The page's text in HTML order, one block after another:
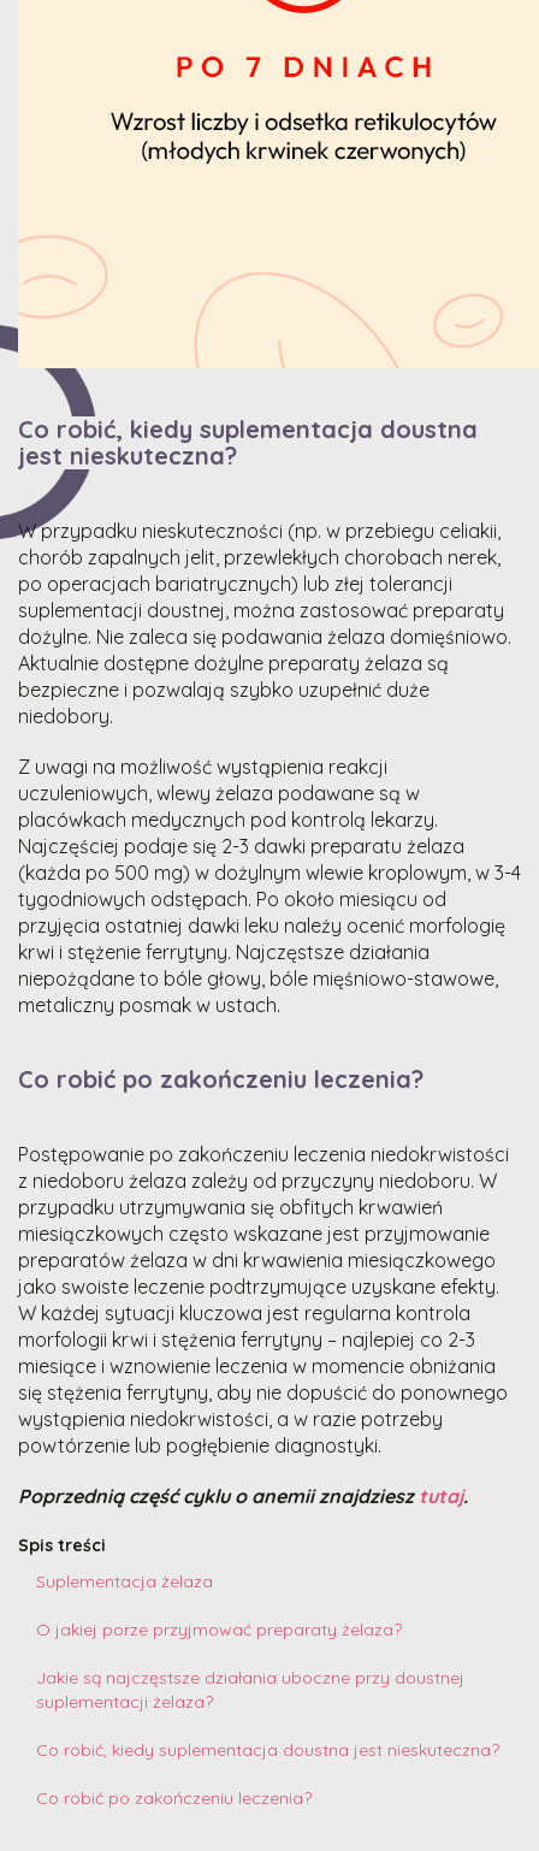
Co robić, kiedy suplementacja doustna
jest nieskuteczna?
W przypadku nieskuteczności (np. w przebiegu celiakii,
chorób zapalnych jelit, przewlekłych chorobach nerek,
po operacjach bariatrycznych) lub złej tolerancji
suplementacji doustnej, można zastosować preparaty
dożylne. Nie zaleca się podawania żelaza domięśniowo.
Aktualnie dostępne dożylne preparaty żelaza są
bezpieczne i pozwalają szybko uzupełnić duże
niedobory.
Z uwagi na możliwość wystąpienia reakcji
uczuleniowych, wlewy żelaza podawane są w
placówkach medycznych pod kontrolą lekarzy.
Najczęściej podaje się 2-3 dawki preparatu żelaza
(każda po 500 mg) w dożylnym wlewie kroplowym, w 3-4
tygodniowych odstępach. Po około miesiącu od
przyjęcia ostatniej dawki leku należy ocenić morfologię
krwi i stężenie ferrytyny. Najczęstsze działania
niepożądane to bóle głowy, bóle mięśniowo-stawowe,
metaliczny posmak w ustach.
Co robić po zakończeniu leczenia?
Postępowanie po zakończeniu leczenia niedokrwistości
z niedoboru żelaza zależy od przyczyny niedoboru. W
przypadku utrzymywania się obfitych krwawień
miesiączkowych często wskazane jest przyjmowanie
preparatów żelaza w dni krwawienia miesiączkowego
jako swoiste leczenie podtrzymujące uzyskane efekty.
W każdej sytuacji kluczowa jest regularna kontrola
morfologii krwi i stężenia ferrytyny – najlepiej co 2-3
miesiące i wznowienie leczenia w momencie obniżania
się stężenia ferrytyny, aby nie dopuścić do ponownego
wystąpienia niedokrwistości, a w razie potrzeby
powtórzenie lub pogłębienie diagnostyki.
Poprzednią część cyklu o anemii znajdziesz tutaj.
Spis treści
Suplementacja żelaza
O jakiej porze przyjmować preparaty żelaza?
Jakie są najczęstsze działania uboczne przy doustnej
suplementacji żelaza?
Co robić, kiedy suplementacja doustna jest nieskuteczna?
Co robić po zakończeniu leczenia?